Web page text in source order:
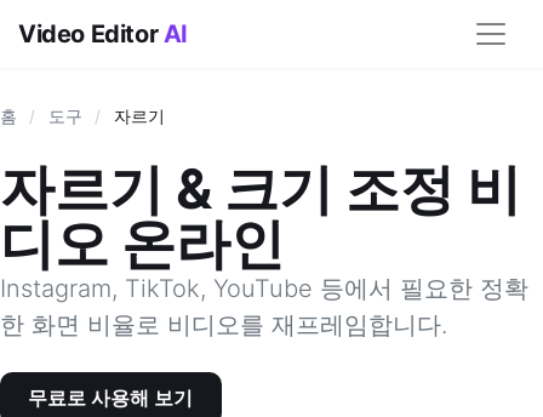
Video EditorAI
홈 / 도구 / 자르기
자르기 & 크기 조정 비
디오 온라인
Instagram, TikTok, YouTube 등에서 필요한 정확
한 화면 비율로 비디오를 재프레임합니다.
무료로 사용해 보기